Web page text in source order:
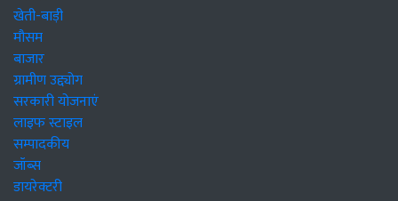
खेती-बाड़ी
मौसम
बाजार
ग्रामीण उद्द्योग
सरकारी योजनाएं
लाइफ स्टाइल
सम्पादकीय
जॉब्स
डायरेक्टरी